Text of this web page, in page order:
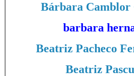
Bárbara Camblor
barbara
Beatriz Pacheco
Beatriz